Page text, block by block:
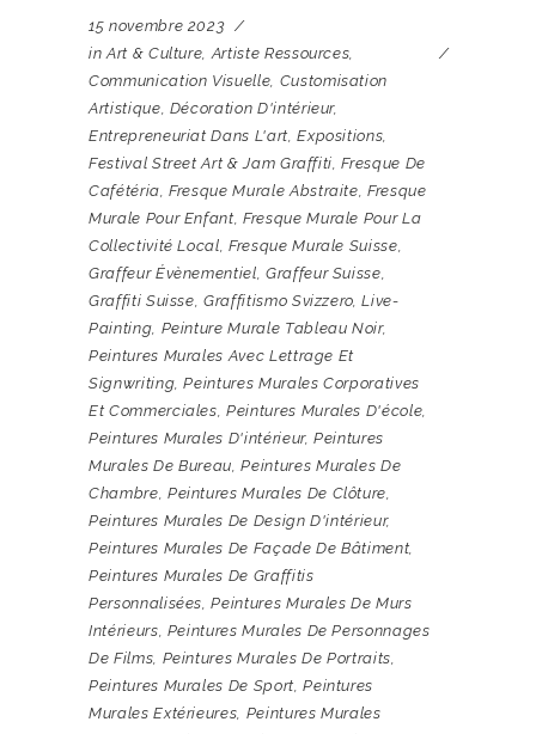
15 novembre 2023
in Art & Culture,Artiste Ressources,
Communication Visuelle, Customisation
Artistique, Décoration D'intérieur,
Entrepreneuriat Dans L'art,Expositions,
Festival Street Art & Jam Graffiti,Fresque De
Cafétéria,Fresque Murale Abstraite,Fresque
Murale Pour Enfant,Fresque Murale Pour La
Collectivité Local,Fresque Murale Suisse,
Graffeur Évènementiel, Graffeur Suisse,
Graffiti Suisse,Graffitismo Svizzero,Live-
Painting, Peinture Murale Tableau Noir,
Peintures Murales Avec Lettrage Et
Signwriting,Peintures Murales Corporatives
Et Commerciales,Peintures Murales D'école,
Peintures Murales D'intérieur,Peintures
Murales De Bureau,Peintures Murales De
Chambre, Peintures Murales De Clôture,
Peintures Murales De Design D'intérieur,
Peintures Murales De Façade De Bâtiment,
Peintures Murales De Graffitis
Personnalisées,Peintures Murales De Murs
Intérieurs, Peintures Murales De Personnages
De Films, Peintures Murales De Portraits,
Peintures Murales De Sport,Peintures
Murales Extérieures, Peintures Murales